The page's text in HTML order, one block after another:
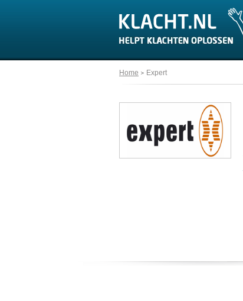
Home Expert